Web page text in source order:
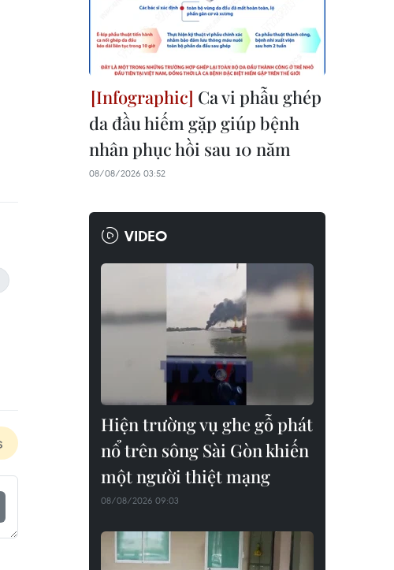
Ca vi phẫu ghép
da đầu hiếm gặp giúp bệnh
nhân phục hồi sau 10 năm
08/08/2026 03:52
VIDEO
Hiện trường vụ ghe gỗ phát
nổ trên sông Sài Gòn khiến
một người thiệt mạng
08/08/2026 09:03